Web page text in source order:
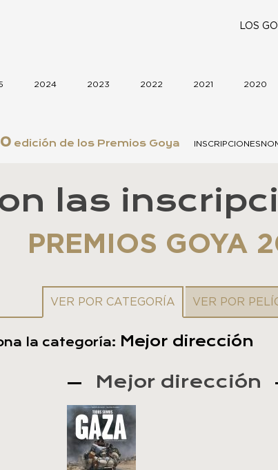
LOS
2024 2023 2022 2021 2020
edición de los Premios Goya INSCRIPCIONES
las
PREMIOS GOYA
VER POR CATEGORÍA VER POR
la categoría:
Mejor dirección